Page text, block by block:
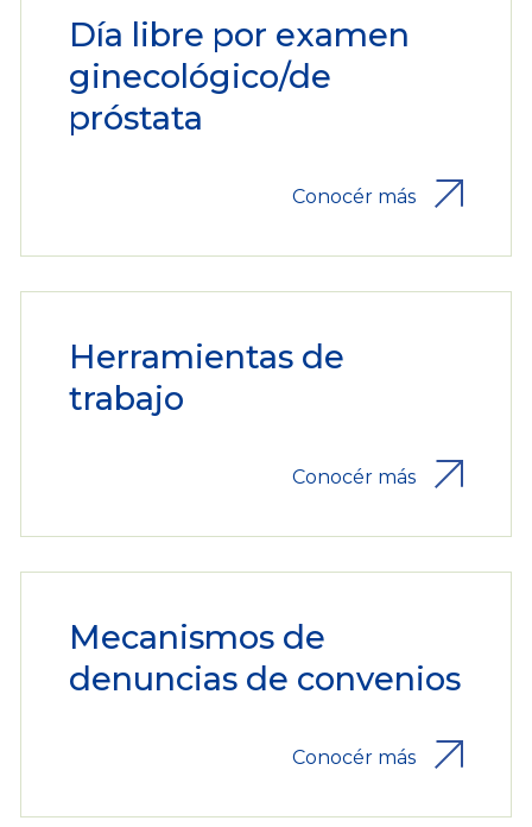
Día libre por examen
ginecológico/de
próstata
Conocér más
Herramientas de
trabajo
Conocér más
Mecanismos de
denuncias de convenios
Conocér más